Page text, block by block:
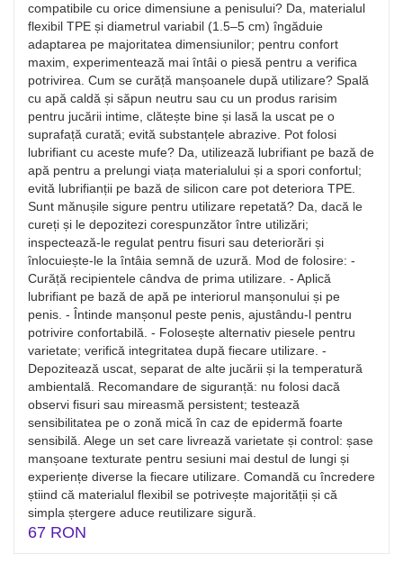
compatibile cu orice dimensiune a penisului? Da, materialul
flexibil TPE și diametrul variabil (1.5–5 cm) îngăduie
adaptarea pe majoritatea dimensiunilor; pentru confort
maxim, experimentează mai întâi o piesă pentru a verifica
potrivirea. Cum se curăță manșoanele după utilizare? Spală
cu apă caldă și săpun neutru sau cu un produs rarisim
pentru jucării intime, clătește bine și lasă la uscat pe o
suprafață curată; evită substanțele abrazive. Pot folosi
lubrifiant cu aceste mufe? Da, utilizează lubrifiant pe bază de
apă pentru a prelungi viața materialului și a spori confortul;
evită lubrifianții pe bază de silicon care pot deteriora TPE.
Sunt mănușile sigure pentru utilizare repetată? Da, dacă le
cureți și le depozitezi corespunzător între utilizări;
inspectează-le regulat pentru fisuri sau deteriorări și
înlocuiește-le la întâia semnă de uzură. Mod de folosire: -
Curăță recipientele cândva de prima utilizare. - Aplică
lubrifiant pe bază de apă pe interiorul manșonului și pe
penis. - Întinde manșonul peste penis, ajustându-l pentru
potrivire confortabilă. - Folosește alternativ piesele pentru
varietate; verifică integritatea după fiecare utilizare. -
Depozitează uscat, separat de alte jucării și la temperatură
ambientală. Recomandare de siguranță: nu folosi dacă
observi fisuri sau mireasmă persistent; testează
sensibilitatea pe o zonă mică în caz de epidermă foarte
sensibilă. Alege un set care livrează varietate și control: șase
manșoane texturate pentru sesiuni mai destul de lungi și
experiențe diverse la fiecare utilizare. Comandă cu încredere
știind că materialul flexibil se potrivește majorității și că
simpla ștergere aduce reutilizare sigură.
67 RON